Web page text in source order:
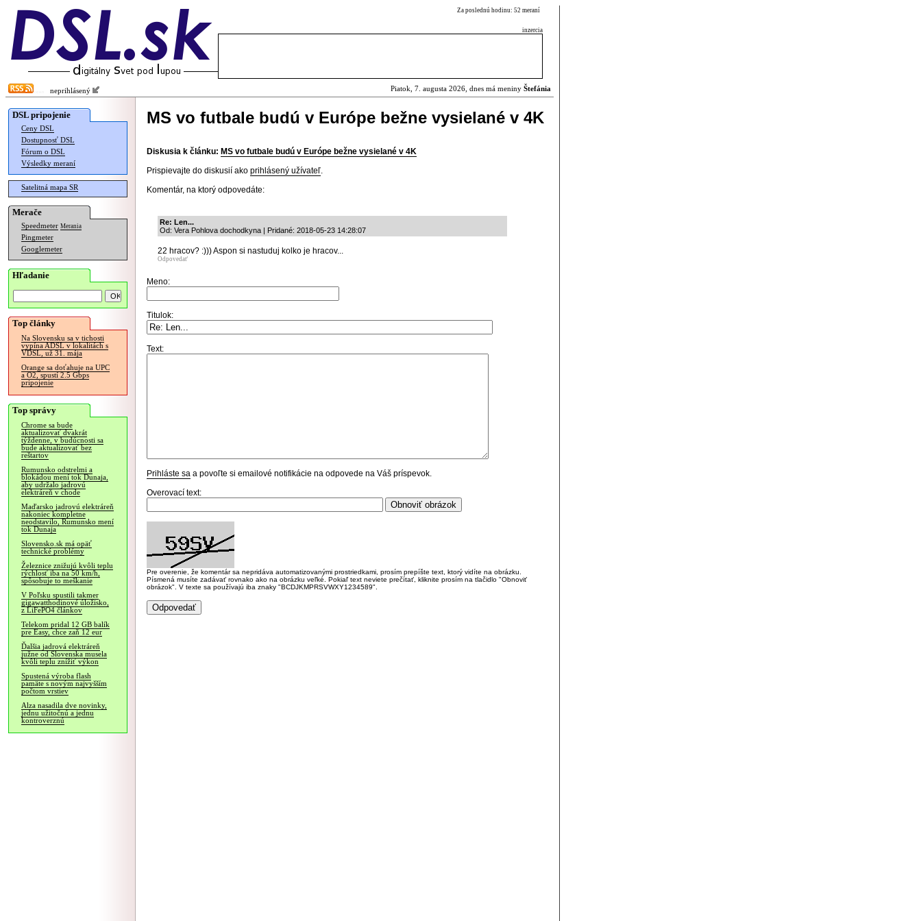
Za poslednú hodinu: 52 meraní
inzercia
neprihlásený Piatok, 7. augusta 2026, dnes má meniny Štefánia
DSL pripojenie
Ceny DSL
Dostupnosť DSL
Fórum o DSL
Výsledky meraní
Satelitná mapa SR
Merače
Speedmeter Merania
Pingmeter
Googlemeter
Hľadanie
Top články
Na Slovensku sa v tichosti
vypína ADSL v lokalitách s
VDSL, už 31. mája
Orange sa doťahuje na UPC
a O2, spustí 2.5 Gbps
pripojenie
Top správy
Chrome sa bude
aktualizovať dvakrát
týždenne, v budúcnosti sa
bude aktualizovať bez
reštartov
Rumunsko odstrelmi a
blokádou mení tok Dunaja,
aby udržalo jadrovú
elektráreň v chode
Maďarsko jadrovú elektráreň
nakoniec kompletne
neodstavilo, Rumunsko mení
tok Dunaja
Slovensko.sk má opäť
technické problémy
Železnice znižujú kvôli teplu
rýchlosť iba na 50 km/h,
spôsobuje to meškanie
V Poľsku spustili takmer
gigawatthodinové úložisko,
z LiFePO4 článkov
Telekom pridal 12 GB balík
pre Easy, chce zaň 12 eur
Ďalšia jadrová elektráreň
južne od Slovenska musela
kvôli teplu znížiť výkon
Spustená výroba flash
pamäte s novým najvyšším
počtom vrstiev
Alza nasadila dve novinky,
jednu užitočnú a jednu
kontroverznú
MS vo futbale budú v Európe bežne vysielané v 4K
Diskusia k článku: MS vo futbale budú v Európe bežne vysielané v 4K
Prispievajte do diskusií ako prihlásený užívateľ.
Komentár, na ktorý odpovedáte:
Re: Len...
Od: Vera Pohlova dochodkyna | Pridané: 2018-05-23 14:28:07
22 hracov? :))) Aspon si nastuduj kolko je hracov...
Odpovedať
Meno:
Titulok:
Text:
Prihláste sa a povoľte si emailové notifikácie na odpovede na Váš príspevok.
Overovací text:
Pre overenie, že komentár sa nepridáva automatizovanými prostriedkami, prosím prepíšte text, ktorý vidíte na obrázku.
Písmená musíte zadávať rovnako ako na obrázku veľké. Pokiaľ text neviete prečítať, kliknite prosím na tlačidlo "Obnoviť
obrázok". V texte sa používajú iba znaky "BCDJKMPRSVWXY1234589".